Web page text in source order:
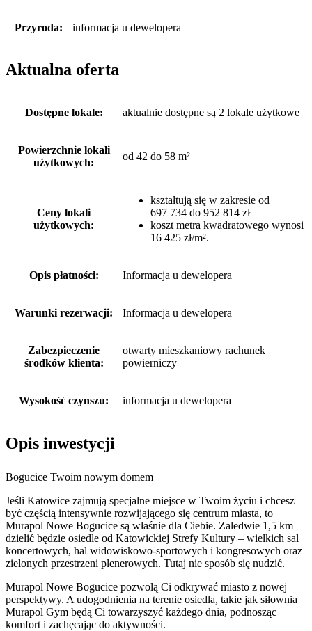
Przyroda: informacja u dewelopera
Aktualna oferta
Dostępne lokale: aktualnie dostępne są 2 lokale użytkowe
Powierzchnie lokali
użytkowych:
od 42 do 58 m²
Ceny lokali
użytkowych:
kształtują się w zakresie od
697 734 do 952 814 zł
koszt metra kwadratowego wynosi
16 425 zł/m².
Opis płatności: Informacja u dewelopera
Warunki rezerwacji: Informacja u dewelopera
Zabezpieczenie
środków klienta:
otwarty mieszkaniowy rachunek
powierniczy
Wysokość czynszu: informacja u dewelopera
Opis inwestycji
Bogucice Twoim nowym domem
Jeśli Katowice zajmują specjalne miejsce w Twoim życiu i chcesz
być częścią intensywnie rozwijającego się centrum miasta, to
Murapol Nowe Bogucice są właśnie dla Ciebie. Zaledwie 1,5 km
dzielić będzie osiedle od Katowickiej Strefy Kultury – wielkich sal
koncertowych, hal widowiskowo-sportowych i kongresowych oraz
zielonych przestrzeni plenerowych. Tutaj nie sposób się nudzić.
Murapol Nowe Bogucice pozwolą Ci odkrywać miasto z nowej
perspektywy. A udogodnienia na terenie osiedla, takie jak siłownia
Murapol Gym będą Ci towarzyszyć każdego dnia, podnosząc
komfort i zachęcając do aktywności.